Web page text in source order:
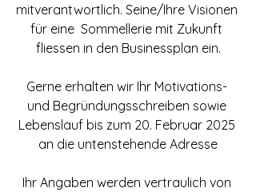
mitverantwortlich. Seine/Ihre Visionen
für eine  Sommellerie mit Zukunft
fliessen in den Businessplan ein.
Gerne erhalten wir Ihr Motivations-
und Begründungsschreiben sowie
Lebenslauf bis zum 20. Februar 2025
an die untenstehende Adresse
Ihr Angaben werden vertraulich von